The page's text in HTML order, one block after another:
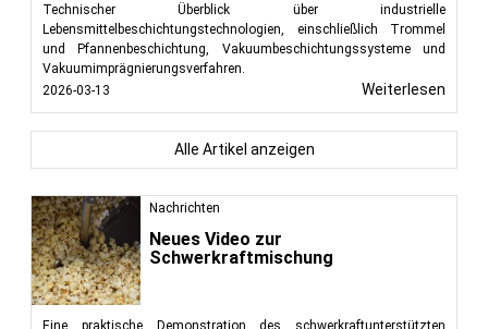
Nachrichten
Neues Video zur
Schwerkraftmischung
Eine praktische Demonstration des schwerkraftunterstützten
Technischer Überblick über industrielle
Lebensmittelbeschichtungstechnologien, einschließlich Trommel
und Pfannenbeschichtung, Vakuumbeschichtungssysteme und
Vakuumimprägnierungsverfahren.
2026-03-13
Weiterlesen
Alle Artikel anzeigen